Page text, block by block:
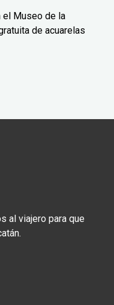
el Museo de la
de acuarelas
al viajero para que